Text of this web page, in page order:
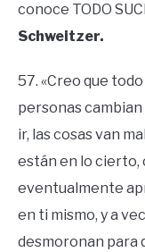
conoce TODO
Schweitzer.
57. «Creo que
personas
ir, las cosas van
están en lo cierto,
eventualmente
en ti mismo, y a
desmoronan para